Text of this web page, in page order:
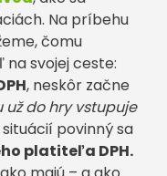
Na príbehu
čomu
svojej ceste:
, neskôr začne
už do hry vstupuje
povinný sa
platiteľa DPH.